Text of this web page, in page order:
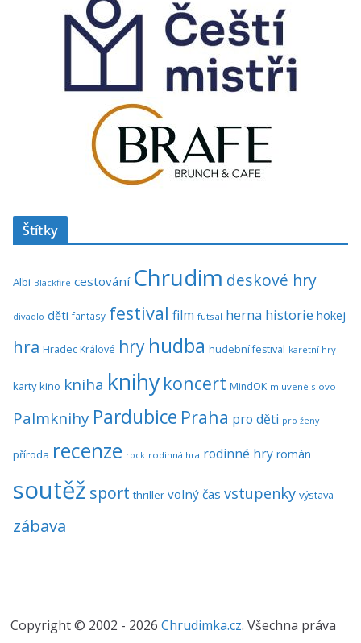
Štítky
Albi Blackfire cestování Chrudim deskové hry
divadlo děti fantasy festival film futsal herna historie hokej
hra Hradec Králové hry hudba hudební festival karetní hry
karty kino kniha knihy koncert MindOK mluvené slovo
Palmknihy Pardubice Praha pro děti pro ženy
příroda recenze rock rodinná hra rodinné hry román
soutěž sport thriller volný čas vstupenky výstava
zábava
Copyright © 2002 - 2026Chrudimka.cz. Všechna práva